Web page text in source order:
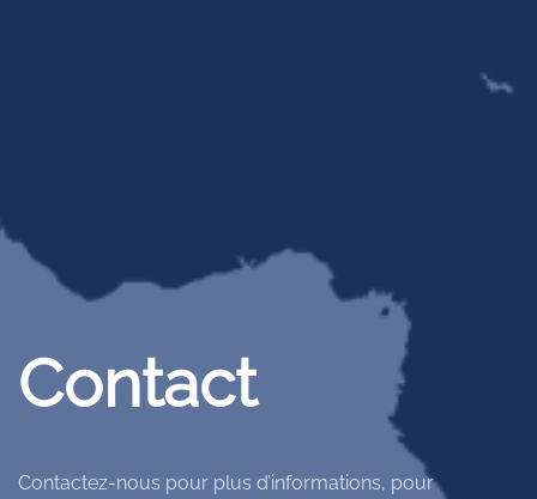
Contact
Contactez-nous pour plus d’informations, pour